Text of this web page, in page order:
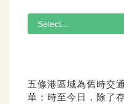
五條港區域為舊時交
華；時至今日，除了